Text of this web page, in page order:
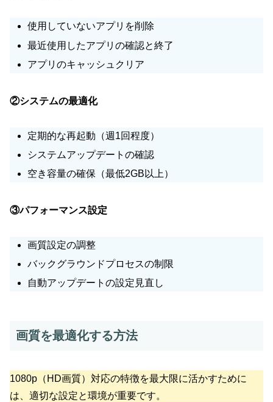
使用していないアプリを削除
最近使用したアプリの確認と終了
アプリのキャッシュクリア
②システムの最適化
定期的な再起動（週1回程度）
システムアップデートの確認
空き容量の確保（最低2GB以上）
③パフォーマンス設定
画質設定の調整
バックグラウンドプロセスの制限
自動アップデートの設定見直し
画質を最適化する方法
1080p（HD画質）対応の特徴を最大限に活かすために
は、適切な設定と環境が重要です。